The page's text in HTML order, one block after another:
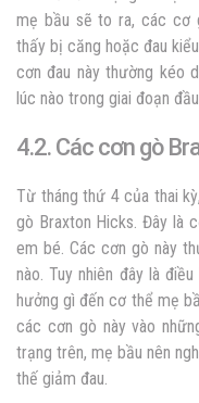
mẹ bầu sẽ to ra, các cơ
thấy bị căng hoặc đau
cơn đau này thường kéo
lúc nào trong giai đoạn
4.2. Các cơn gò
Từ tháng thứ 4 của thai
gò Braxton Hicks. Đây là
em bé. Các cơn gò này
nào. Tuy nhiên đây là
hưởng gì đến cơ thể mẹ
các cơn gò này vào
trạng trên, mẹ bầu nên
thế giảm đau.